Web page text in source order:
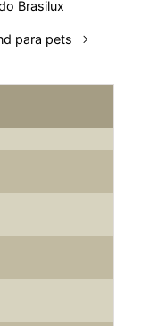
Brasilux
para pets